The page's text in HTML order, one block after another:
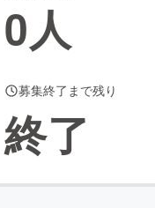
0人
募集終了まで残り
終了